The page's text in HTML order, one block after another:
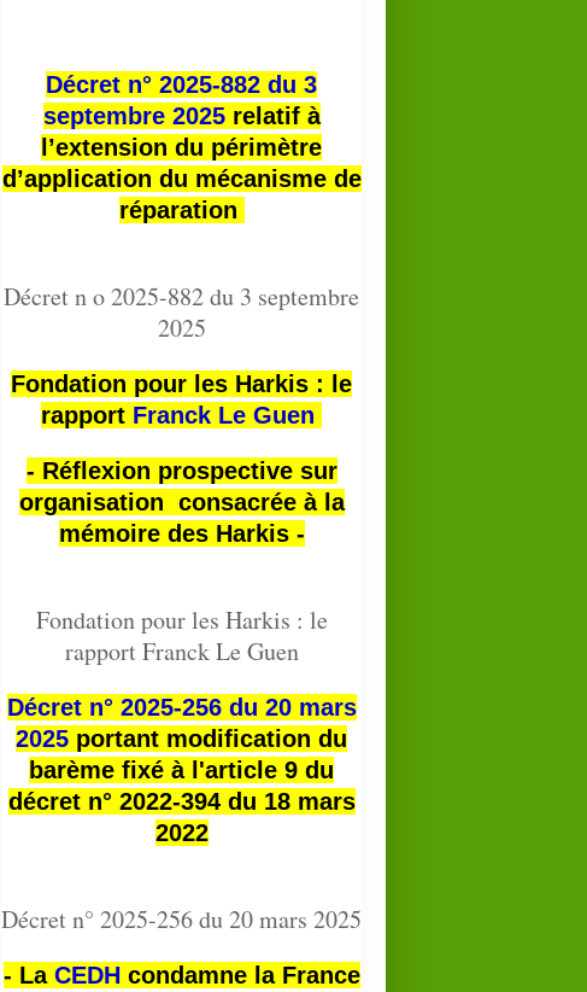
Décret n° 2025-882 du 3
septembre 2025relatif à
l’extension du périmètre
d’application du mécanisme de
réparation
Décret n o 2025-882 du 3 septembre
2025
Fondation pour les Harkis : le
rapport Franck Le Guen
- Réflexion prospective sur
organisation consacrée à la
mémoire des Harkis -
Fondation pour les Harkis : le
rapport Franck Le Guen
Décret n° 2025-256 du 20 mars
2025 portant modification du
barème fixé à l'article 9 du
décret n° 2022-394 du 18 mars
2022
Décret n° 2025-256 du 20 mars 2025
- La CEDHcondamne la France